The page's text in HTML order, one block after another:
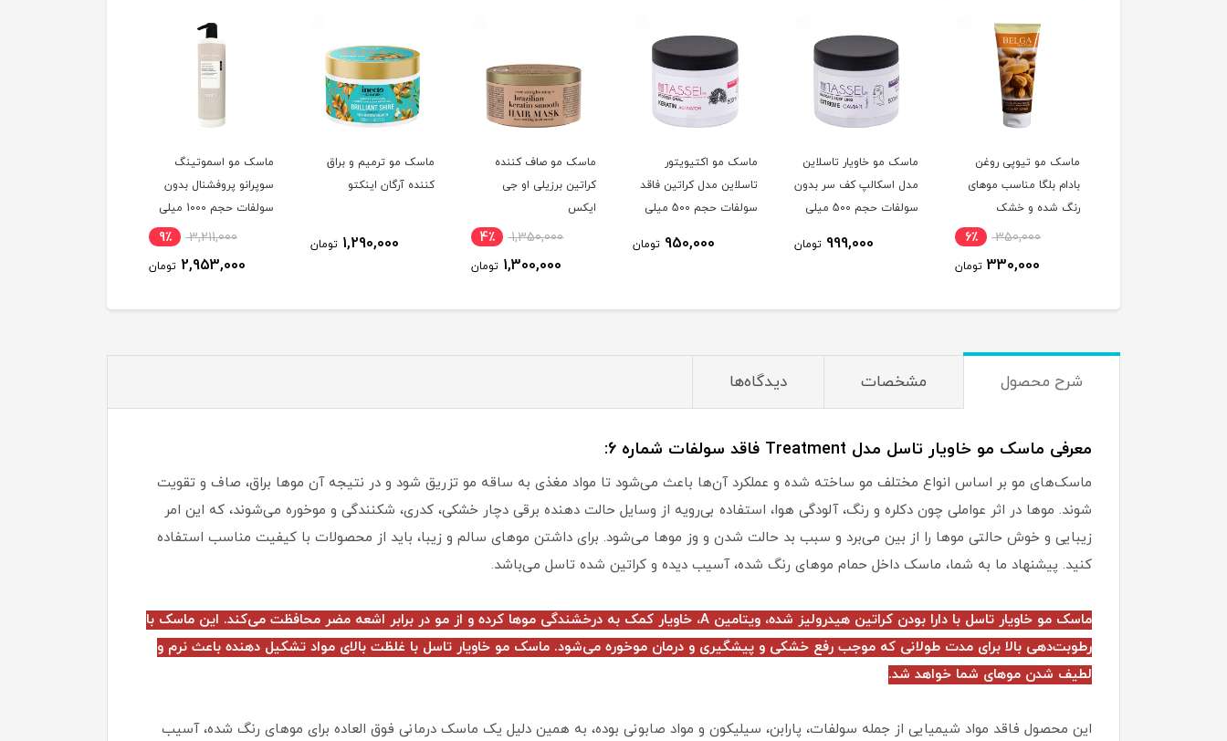
ماسک مو تیوپی روغن
بادام بلگا مناسب موهای
رنگ شده و خشک
350,000 6٪
330,000 تومان
ماسک مو خاویار تاسلاین
مدل اسکالپ کف سر بدون
سولفات حجم 500 میلی
999,000 تومان
ماسک مو اکتیویتور
تاسلاین مدل کراتین فاقد
سولفات حجم 500 میلی
950,000 تومان
ماسک مو صاف کننده
کراتین برزیلی او جی
ایکس
1,350,000 4٪
1,300,000 تومان
ماسک مو ترمیم و براق
کننده آرگان اینکتو
1,290,000 تومان
ماسک مو اسموتینگ
سوپرانو پروفشنال بدون
سولفات حجم 1000 میلی
3,211,000 9٪
2,953,000 تومان
شرح محصول مشخصات دیدگاه‌ها
معرفی ماسک مو خاویار تاسل مدل Treatment فاقد سولفات شماره 6 :
ماسک‌های مو بر اساس انواع مختلف مو ساخته شده و عملکرد آن‌ها باعث می‌شود تا مواد مغذی به ساقه مو تزریق شود و در نتیجه آن موها براق، صاف و تقویت
شوند. موها در اثر عواملی چون دکلره و رنگ، آلودگی هوا، استفاده بی‌رویه از وسایل حالت دهنده برقی دچار خشکی، کدری، شکنندگی و موخوره می‌شوند، که این امر
زیبایی و خوش حالتی موها را از بین می‌برد و سبب بد حالت شدن و وز موها می‌شود. برای داشتن موهای سالم و زیبا، باید از محصولات با کیفیت مناسب استفاده
کنید. پیشنهاد ما به شما، ماسک داخل حمام موهای رنگ شده، آسیب دیده و کراتین شده تاسل می‌باشد.
ماسک مو خاویار تاسل با دارا بودن کراتین هیدرولیز شده، ویتامین A، خاویار کمک به درخشندگی موها کرده و از مو در برابر اشعه مضر محافظت می‌کند. این ماسک با
رطوبت‌دهی بالا برای مدت طولانی که موجب رفع خشکی و پیشگیری و درمان موخوره می‌شود. ماسک مو خاویار تاسل با غلظت بالای مواد تشکیل دهنده باعث نرم و
لطیف شدن موهای شما خواهد شد.
این محصول فاقد مواد شیمیایی از جمله سولفات، پارابن، سیلیکون و مواد صابونی بوده، به همین دلیل یک ماسک درمانی فوق العاده برای موهای رنگ شده، آسیب